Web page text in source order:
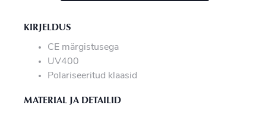
KIRJELDUS
CE märgistusega
UV400
Polariseeritud klaasid
MATERIAL JA DETAILID